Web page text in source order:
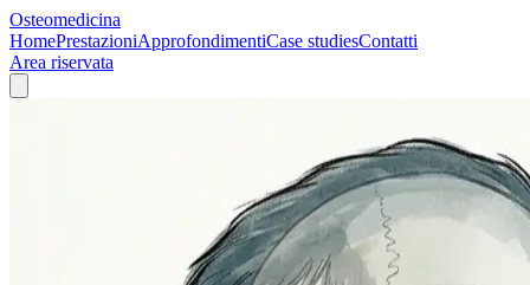
Osteomedicina
HomePrestazioniApprofondimentiCase studiesContatti
Area riservata